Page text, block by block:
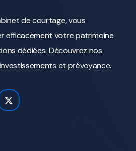
de courtage, vous
efficacement votre patrimoine
dédiées. Découvrez nos
et prévoyance.